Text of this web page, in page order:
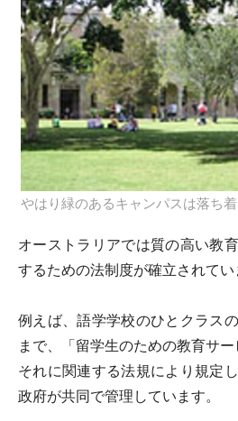
やはり緑のあるキャンパスは落ち着
オーストラリアでは質の高い教
するための法制度が確立されてい
例えば、語学学校のひとクラス
まで、「留学生のための教育サー
それに関連する法規により規定
政府が共同で管理しています。